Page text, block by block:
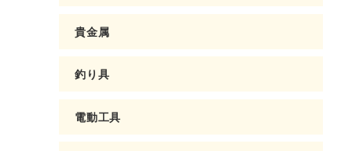
貴金属
釣り具
電動工具